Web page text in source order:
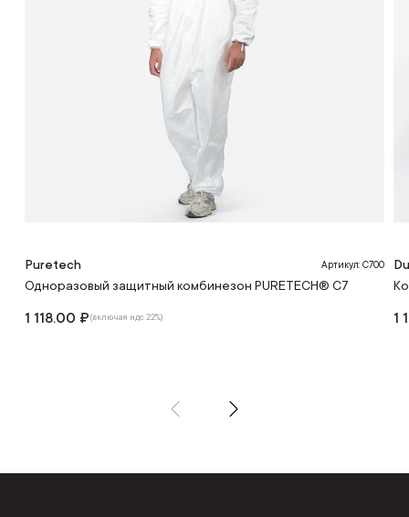
Puretech Артикул: C700
Одноразовый защитный комбинезон PURETECH® C7
1 118.00 ₽(включая ндс 22%) 1